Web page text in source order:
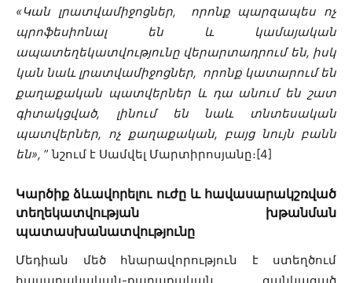
«Կան լրատվամիջոցներ, որոնք պարզապես ոչ
պրոֆեսիոնալ են և կամայական
ապատեղեկատվությունը վերարտադրում են, իսկ
կան նաև լրատվամիջոցներ, որոնք կատարում են
քաղաքական պատվերներ և դա անում են շատ
գիտակցված, լինում են նաև տնտեսական
պատվերներ, ոչ քաղաքական, բայց նույն բանն
են», ” նշում է Սամվել Մարտիրոսյանը։[4]
Կարծիք ձևավորելու ուժը և հավասարակշռված
տեղեկատվության խթանման
պատասխանատվությունը
Մեդիան մեծ հնարավորություն է ստեղծում